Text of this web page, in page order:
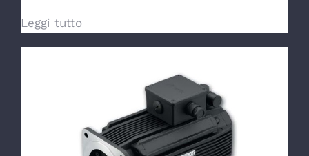
Leggi tutto
DETTAGLI